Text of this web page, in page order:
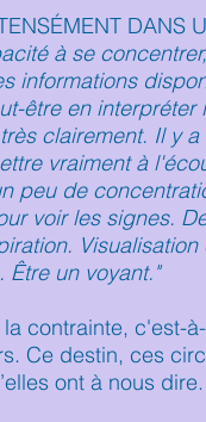
DANS
à se
informations
être en
clairement. Il y
vraiment à
peu de
voir les signes.
un voyant."
contrainte, c'est-
Ce destin, ces
ont à nous dire.